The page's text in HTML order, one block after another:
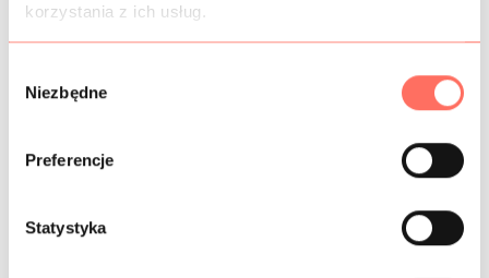
korzystania z ich usług.
Niezbędne
Preferencje
Statystyka
Zastosowanie: ta czarna koronka tiulowa to przezierny
cm.
SKŁAD